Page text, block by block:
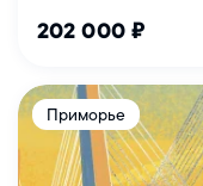
202 000 ₽
Приморье